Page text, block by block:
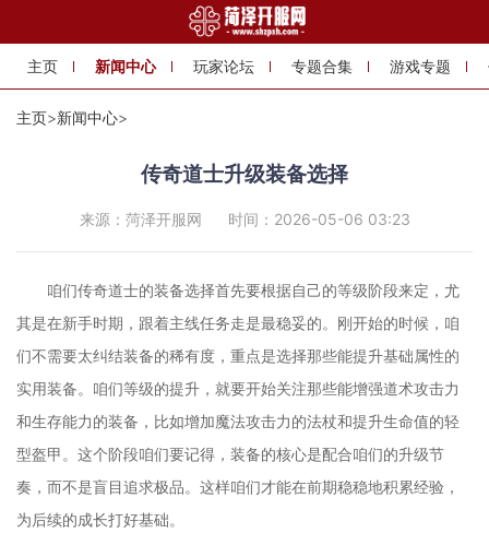
主页 新闻中心 玩家论坛 专题合集 游戏专题
主页>新闻中心>
传奇道士升级装备选择
来源：菏泽开服网 时间：2026-05-06 03:23
咱们传奇道士的装备选择首先要根据自己的等级阶段来定，尤
其是在新手时期，跟着主线任务走是最稳妥的。刚开始的时候，咱
们不需要太纠结装备的稀有度，重点是选择那些能提升基础属性的
实用装备。咱们等级的提升，就要开始关注那些能增强道术攻击力
和生存能力的装备，比如增加魔法攻击力的法杖和提升生命值的轻
型盔甲。这个阶段咱们要记得，装备的核心是配合咱们的升级节
奏，而不是盲目追求极品。这样咱们才能在前期稳稳地积累经验，
为后续的成长打好基础。